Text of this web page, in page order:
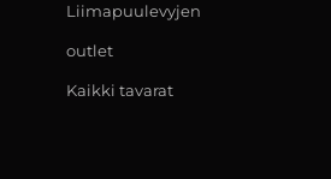
Liimapuulevyjen
outlet
Kaikki tavarat